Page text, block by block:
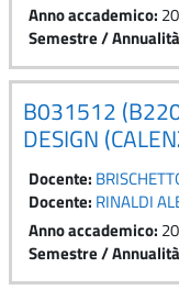
Anno accademico:
Semestre / Annualità
B031512
DESIGN
Docente:
Docente: RINALDI
Anno accademico:
Semestre / Annualità